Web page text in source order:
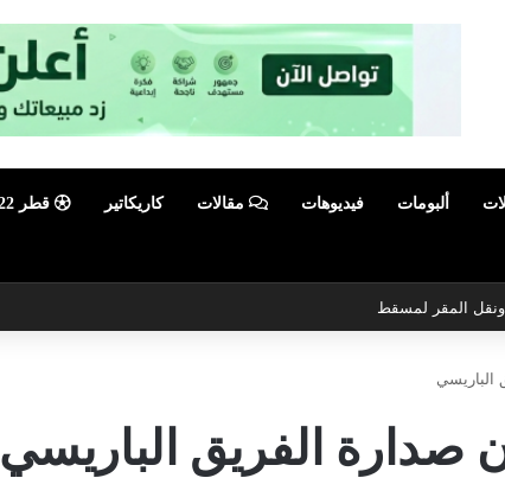
ألبومات فيديوهات مقالات كاريكاتير قطر 2022
ونقل المقر لمسقط
الباريسي
صدارة الفريق الباريسي